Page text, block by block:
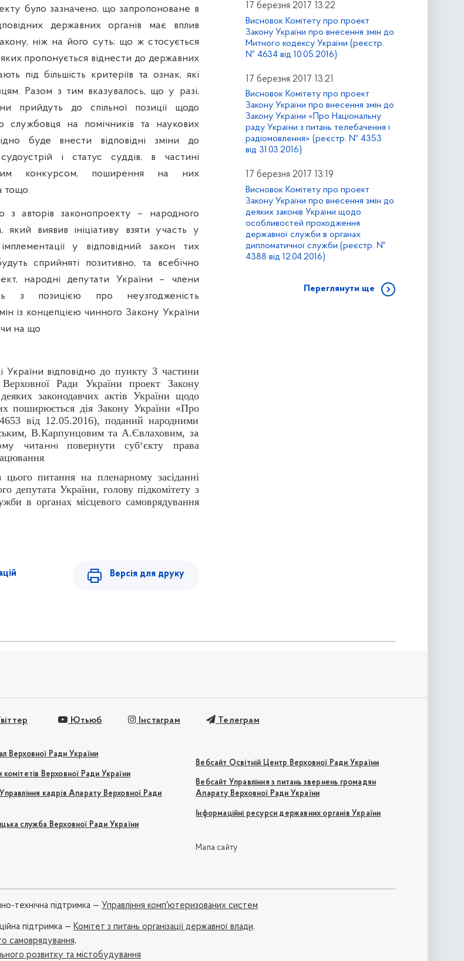
було зазначено, що запропоноване в
державних органів має вплив
ніж на його суть; що ж стосується
пропонується віднести до державних
під більшість критеріїв та ознак, які
Разом з тим вказувалось, що у разі,
прийдуть до спільної позиції щодо
службовця на помічників та наукових
буде внести відповідні зміни до
і статус суддів, в частині
конкурсом, поширення на них
тощо.
з авторів законопроекту – народного
який виявив ініціативу взяти участь у
у відповідний закон тих
сприйняті позитивно, та всебічно
народні депутати України – члени
з позицією про неузгодженість
із концепцією чинного Закону України
на що
України відповіднодо пункту 3 частини
Ради України проект Закону
законодавчих актів України щодо
поширюється дія Закону України «Про
від 12.05.2016), поданий народними
В.Карпунцовим та А.Євлаховим, за
читанні повернути суб‘єкту права
.
цього питання на пленарному засіданні
депутата України, голову підкомітету з
в органах місцевого самоврядування
Версія для друку
17 березня 2017 13:22
Висновок Комітету про проект
Закону України про внесення змін до
Митного кодексу України (реєстр.
№ 4634 від 10.05.2016)
17 березня 2017 13:21
Висновок Комітету про проект
Закону України про внесення змін до
Закону України «Про Національну
раду України з питань телебачення і
радіомовлення» (реєстр. № 4353
від 31.03.2016)
17 березня 2017 13:19
Висновок Комітету про проект
Закону України про внесення змін до
деяких законів України щодо
особливостей проходження
державної служби в органах
дипломатичної служби (реєстр. №
4388 від 12.04.2016)
Переглянути ще
Ютьюб Інстаграм Телеграм
Верховної Ради України
комітетів Верховної Ради України
кадрів Апарату Верховної Ради
служба Верховної Ради України
Вебсайт Освітній Центр Верховної Ради України
Вебсайт Управління з питань звернень громадян
Апарату Верховної Ради України
Інформаційні ресурси державних органів України
Мапа сайту
технічна підтримка — Управління комп'ютеризованих систем
підтримка — Комітет з питань організації державної влади,
самоврядування,
розвитку та містобудування